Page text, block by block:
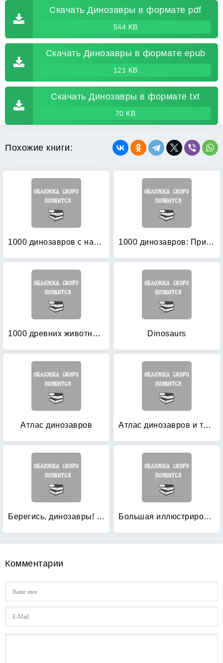
Скачать Динозавры в формате pdf
544 KB
Скачать Динозавры в формате epub
121 KB
Скачать Динозавры в формате txt
70 KB
Похожие книги:
1000 динозавров с наклейками: Твоя доисторическая коллекция 1000 динозавров: Придумай, создай, назови
1000 древних животных: Придумай, создай, назови Dinosaurs
Атлас динозавров Атлас динозавров и тех, кто пришел вслед за ними
Берегись, динозавры! Объемные картинки, голоса подводных жителей, фигурки животных Большая иллюстрированная энциклопедия динозавров
Комментарии